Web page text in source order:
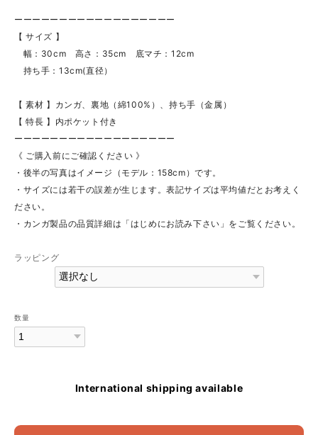
ーーーーーーーーーーーーーーーーーー
【 サイズ 】
幅：30cm 高さ：35cm 底マチ：12cm
持ち手：13cm(直径）
【 素材 】カンガ、裏地（綿100%）、持ち手（金属）
【 特長 】内ポケット付き
ーーーーーーーーーーーーーーーーーー
《 ご購入前にご確認ください 》
・後半の写真はイメージ（モデル：158cm）です。
・サイズには若干の誤差が生じます。表記サイズは平均値だとお考えく
ださい。
・カンガ製品の品質詳細は「はじめにお読み下さい」をご覧ください。
ラッピング
数量
International shipping available